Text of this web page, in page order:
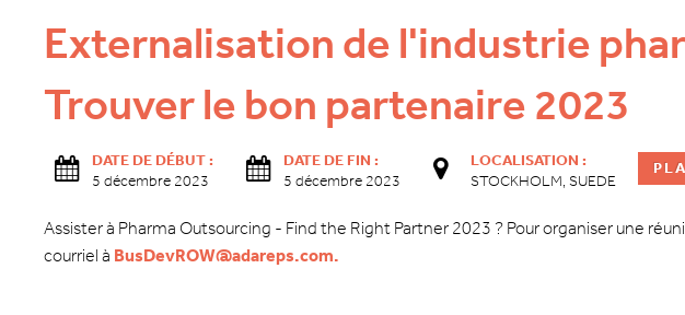
Externalisation de l'industrie
Trouver le bon partenaire 2023
DATE DE DÉBUT :
5 décembre 2023
DATE DE FIN :
5 décembre 2023
LOCALISATION :
STOCKHOLM, SUEDE
Assister à Pharma Outsourcing - Find the Right Partner 2023 ? Pour organiser une
courriel à BusDevROW@adareps.com.